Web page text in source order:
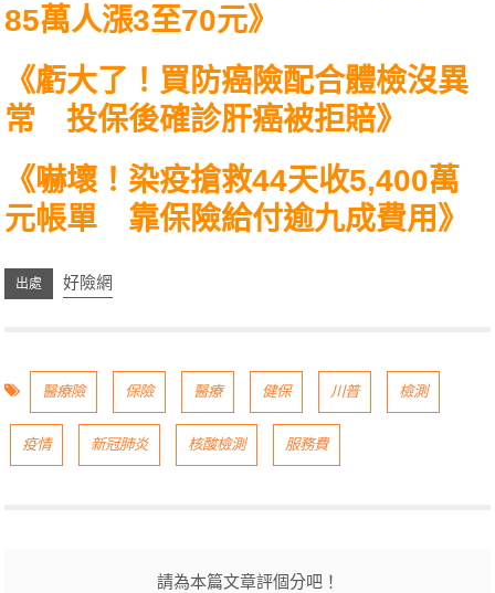
85萬人漲3至70元》
《虧大了！買防癌險配合體檢沒異
常 投保後確診肝癌被拒賠》
《嚇壞！染疫搶救44天收5,400萬
元帳單 靠保險給付逾九成費用 》
好險網
醫療險 保險 醫療 健保 川普 檢測
疫情 新冠肺炎 核酸檢測 服務費
請為本篇文章評個分吧！